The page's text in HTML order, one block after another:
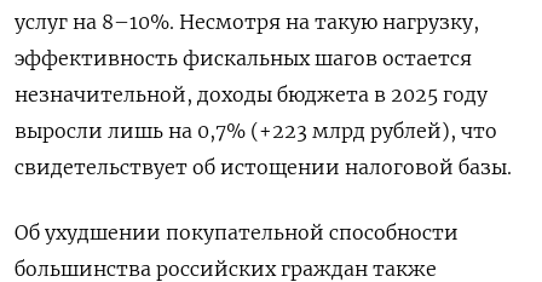
услуг на 8–10%. Несмотря на такую ​​нагрузку,
эффективность фискальных шагов остается
незначительной, доходы бюджета в 2025 году
выросли лишь на 0,7% (+223 млрд рублей), что
свидетельствует об истощении налоговой базы.
Об ухудшении покупательной способности
большинства российских граждан также